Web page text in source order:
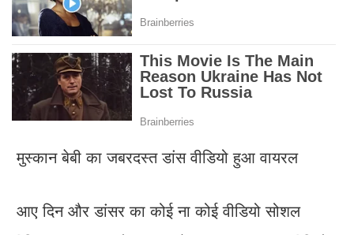
मुस्कान बेबी का जबरदस्त डांस वीडियो हुआ वायरल
आए दिन और डांसर का कोई ना कोई वीडियो सोशल